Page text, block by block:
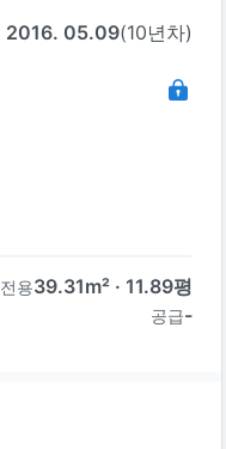
2016. 05.09(10년차)
전용39.31m² · 11.89평
공급-